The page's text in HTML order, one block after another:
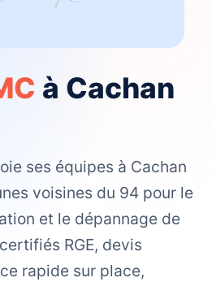
à Cachan
ses équipes à Cachan
voisines du 94 pour le
et le dépannage de
RGE, devis
rapide sur place,